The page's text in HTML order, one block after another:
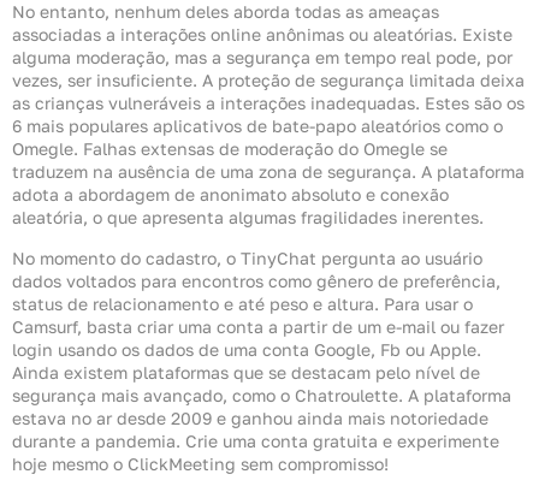
No entanto, nenhum deles aborda todas as ameaças
associadas a interações online anônimas ou aleatórias. Existe
alguma moderação, mas a segurança em tempo real pode, por
vezes, ser insuficiente. A proteção de segurança limitada deixa
as crianças vulneráveis a interações inadequadas. Estes são os
6 mais populares aplicativos de bate-papo aleatórios como o
Omegle. Falhas extensas de moderação do Omegle se
traduzem na ausência de uma zona de segurança. A plataforma
adota a abordagem de anonimato absoluto e conexão
aleatória, o que apresenta algumas fragilidades inerentes.
No momento do cadastro, o TinyChat pergunta ao usuário
dados voltados para encontros como gênero de preferência,
status de relacionamento e até peso e altura. Para usar o
Camsurf, basta criar uma conta a partir de um e-mail ou fazer
login usando os dados de uma conta Google, Fb ou Apple.
Ainda existem plataformas que se destacam pelo nível de
segurança mais avançado, como o Chatroulette. A plataforma
estava no ar desde 2009 e ganhou ainda mais notoriedade
durante a pandemia. Crie uma conta gratuita e experimente
hoje mesmo o ClickMeeting sem compromisso!